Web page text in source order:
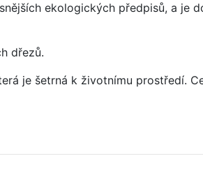
ekologických předpisů, a je
dřezů.
je šetrná k životnímu prostředí.